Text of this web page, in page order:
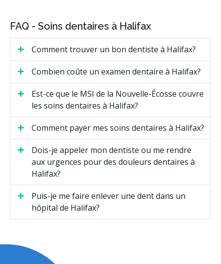
FAQ - Soins dentaires à Halifax
Comment trouver un bon dentiste à Halifax?
Combien coûte un examen dentaire à Halifax?
Est-ce que le MSI de la Nouvelle-Écosse couvre
les soins dentaires à Halifax?
Comment payer mes soins dentaires à Halifax?
Dois-je appeler mon dentiste ou me rendre
aux urgences pour des douleurs dentaires à
Halifax?
Puis-je me faire enlever une dent dans un
hôpital de Halifax?